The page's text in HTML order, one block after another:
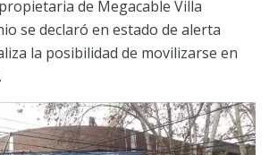
de Megacable Villa
se declaró en estado de alerta
la posibilidad de movilizarse en